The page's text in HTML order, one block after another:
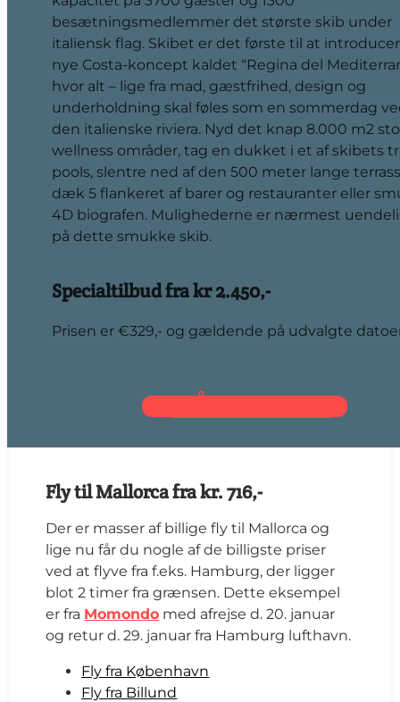
besætningsmedlemmer det største skib under
italiensk flag. Skibet er det første til at
nye Costa-koncept kaldet “Regina del
hvor alt – lige fra mad, gæstfrihed, design og
underholdning skal føles som en sommerdag
den italienske riviera. Nyd det knap 8.000 m2
wellness områder, tag en dukket i et af skibets
pools, slentre ned af den 500 meter lange
dæk 5 flankeret af barer og restauranter eller
4D biografen. Mulighederne er nærmest
på dette smukke skib.
Specialtilbud fra kr 2.450,-
Prisen er €329,- og gældende på udvalgte
GÅ TIL DEAL
Fly til Mallorca fra kr. 716,-
Der er masser af billige fly til Mallorca og
lige nu får du nogle af de billigste priser
ved at flyve fra f.eks. Hamburg, der ligger
blot 2 timer fra grænsen. Dette eksempel
er fra Momondo med afrejse d. 20. januar
og retur d. 29. januar fra Hamburg lufthavn.
Fly fra København
Fly fra Billund